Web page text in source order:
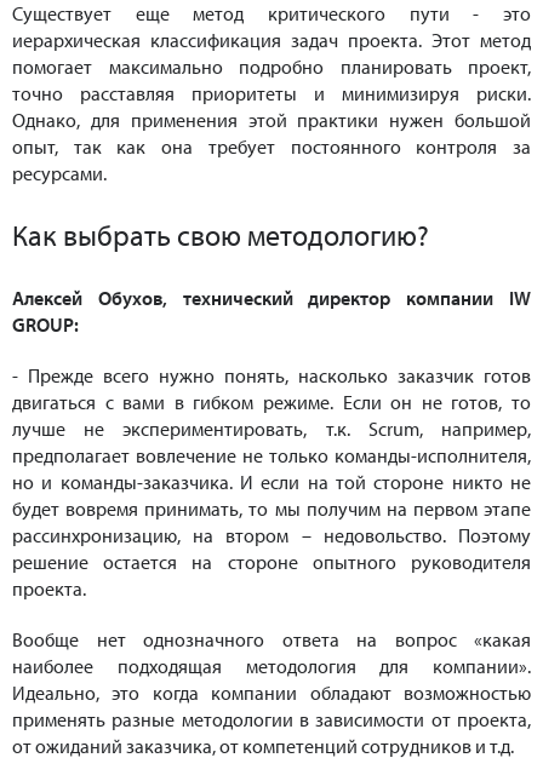
Существует еще метод критического пути - это
иерархическая классификация задач проекта. Этот метод
помогает максимально подробно планировать проект,
точно расставляя приоритеты и минимизируя риски.
Однако, для применения этой практики нужен большой
опыт, так как она требует постоянного контроля за
ресурсами.
Как выбрать свою методологию?
Алексей Обухов, технический директор компании IW
GROUP:
- Прежде всего нужно понять, насколько заказчик готов
двигаться с вами в гибком режиме. Если он не готов, то
лучше не экспериментировать, т.к. Scrum, например,
предполагает вовлечение не только команды-исполнителя,
но и команды-заказчика. И если на той стороне никто не
будет вовремя принимать, то мы получим на первом этапе
рассинхронизацию, на втором – недовольство. Поэтому
решение остается на стороне опытного руководителя
проекта.
Вообще нет однозначного ответа на вопрос «какая
наиболее подходящая методология для компании».
Идеально, это когда компании обладают возможностью
применять разные методологии в зависимости от проекта,
от ожиданий заказчика, от компетенций сотрудников и т.д.